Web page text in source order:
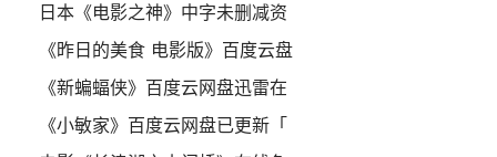
日本《电影之神》中字未删减资
《昨日的美食 电影版》百度云盘
《新蝙蝠侠》百度云网盘迅雷在
《小敏家》百度云网盘已更新「